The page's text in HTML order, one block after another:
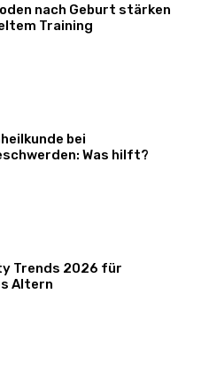
nach Geburt stärken
Training
bei
Was hilft?
Trends 2026 für
Altern